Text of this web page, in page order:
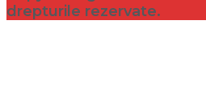
drepturile rezervate.